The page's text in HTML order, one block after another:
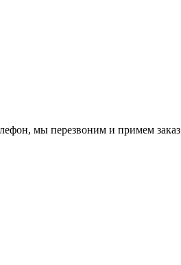
мы перезвоним и примем заказ